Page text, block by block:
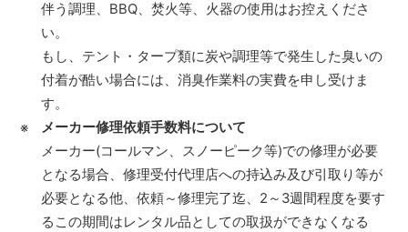
伴う調理、BBQ、焚火等、火器の使用はお控えくださ
い。
もし、テント・タープ類に炭や調理等で発生した臭いの
付着が酷い場合には、消臭作業料の実費を申し受けま
す。
メーカー修理依頼手数料について
メーカー(コールマン、スノーピーク等)での修理が必要
となる場合、修理受付代理店への持込み及び引取り等が
必要となる他、依頼～修理完了迄、2～3週間程度を要す
るこの期間はレンタル品としての取扱ができなくなる